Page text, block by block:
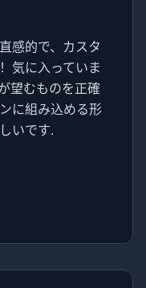
感的で、カスタ
気に入っていま
望むものを正確
に組み込める形
いです.